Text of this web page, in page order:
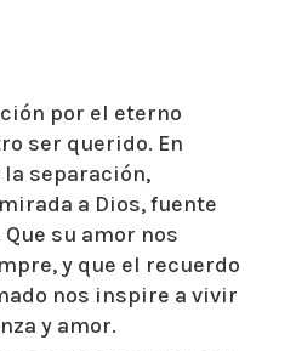
por el eterno
ser querido. En
separación,
a Dios, fuente
su amor nos
y que el recuerdo
nos inspire a vivir
y amor.